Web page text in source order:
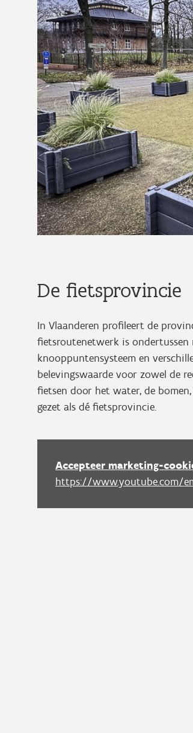
De fietsprovincie
In Vlaanderen profileert de
fietsroutenetwerk is ondertussen
knooppuntensysteem en
belevingswaarde voor zowel de
fietsen door het water, de
gezet als dé fietsprovincie.
Accepteer marketing-